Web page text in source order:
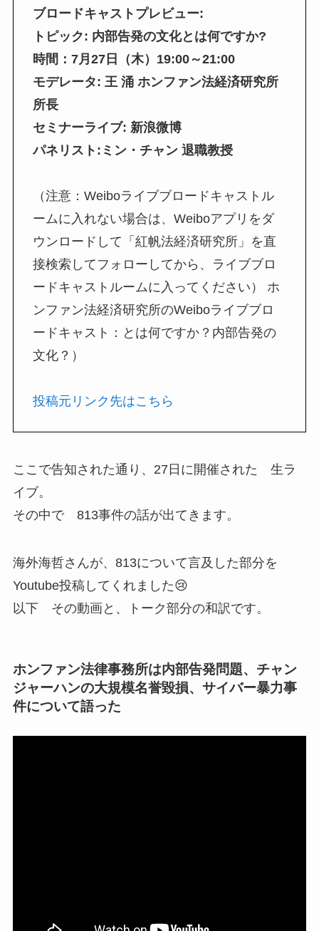
ブロードキャストプレビュー:
トピック: 内部告発の文化とは何ですか?
時間：7月27日（木）19:00～21:00
モデレータ: 王 涌 ホンファン法経済研究所
所長
セミナーライブ: 新浪微博
パネリスト:ミン・チャン 退職教授
（注意：Weiboライブブロードキャストル
ームに入れない場合は、Weiboアプリをダ
ウンロードして「紅帆法経済研究所」を直
接検索してフォローしてから、ライブブロ
ードキャストルームに入ってください） ホ
ンファン法経済研究所のWeiboライブブロ
ードキャスト：とは何ですか？内部告発の
文化？）
投稿元リンク先はこちら
ここで告知された通り、27日に開催された 生ラ
イブ。
その中で 813事件の話が出てきます。
海外海哲さんが、813について言及した部分を
Youtube投稿してくれました😢
以下 その動画と、トーク部分の和訳です。
ホンファン法律事務所は内部告発問題、チャン
ジャーハンの大規模名誉毀損、サイバー暴力事
件について語った